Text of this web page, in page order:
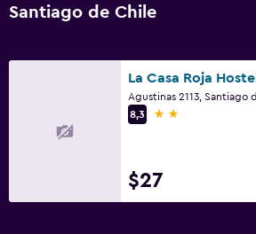
Santiago de Chile
La Casa Roja Hostel
8,3
2 estrellas
$27